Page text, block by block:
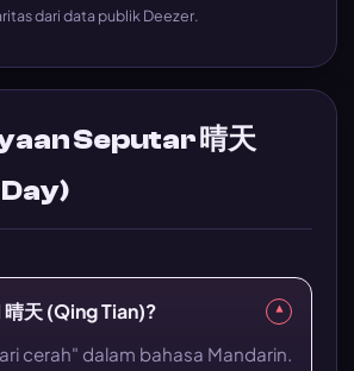
dari data publik Deezer.
Seputar 晴天
天 (Qing Tian)? ▾
cerah" dalam bahasa Mandarin.